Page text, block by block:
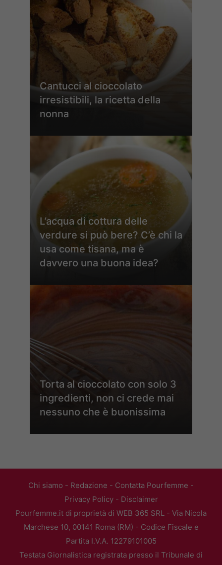
Cantucci al cioccolato
irresistibili, la ricetta della
nonna
L’acqua di cottura delle
verdure si può bere? C’è chi la
usa come tisana, ma è
davvero una buona idea?
Torta al cioccolato con solo 3
ingredienti, non ci crede mai
nessuno che è buonissima
Chi siamo - Redazione - Contatta Pourfemme -
Privacy Policy- Disclaimer
Pourfemme.it di proprietà di WEB 365 SRL - Via Nicola
Marchese 10, 00141 Roma (RM) - Codice Fiscale e
Partita I.V.A. 12279101005
Testata Giornalistica registrata presso il Tribunale di